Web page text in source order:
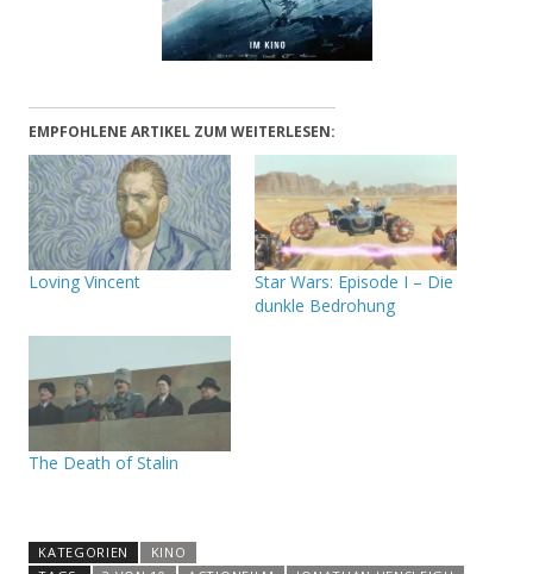
EMPFOHLENE ARTIKEL ZUM WEITERLESEN:
Loving Vincent
Star Wars: Episode I – Die
dunkle Bedrohung
The Death of Stalin
KATEGORIEN
KINO